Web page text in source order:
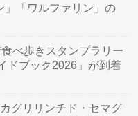
」「ワルファリン」の
べ歩きスタンプラリー
ドブック2026」が到着
グリリンチド・セマグ